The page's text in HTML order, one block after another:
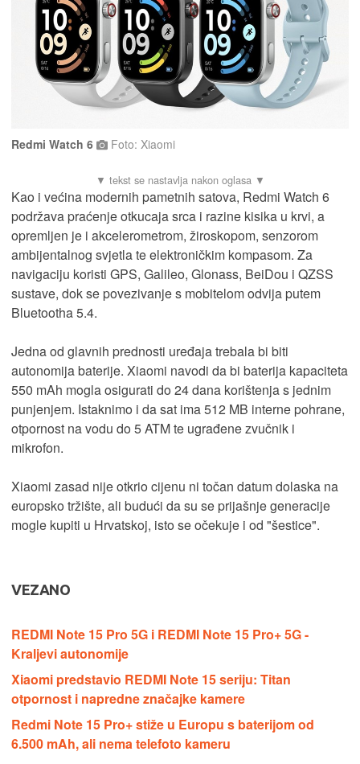
Redmi Watch 6 Foto: Xiaomi
Kao i većina modernih pametnih satova, Redmi Watch 6
podržava praćenje otkucaja srca i razine kisika u krvi, a
opremljen je i akcelerometrom, žiroskopom, senzorom
ambijentalnog svjetla te elektroničkim kompasom. Za
navigaciju koristi GPS, Galileo, Glonass, BeiDou i QZSS
sustave, dok se povezivanje s mobitelom odvija putem
Bluetootha 5.4.
Jedna od glavnih prednosti uređaja trebala bi biti
autonomija baterije. Xiaomi navodi da bi baterija kapaciteta
550 mAh mogla osigurati do 24 dana korištenja s jednim
punjenjem. Istaknimo i da sat ima 512 MB interne pohrane,
otpornost na vodu do 5 ATM te ugrađene zvučnik i
mikrofon.
Xiaomi zasad nije otkrio cijenu ni točan datum dolaska na
europsko tržište, ali budući da su se prijašnje generacije
mogle kupiti u Hrvatskoj, isto se očekuje i od "šestice".
VEZANO
REDMI Note 15 Pro 5G i REDMI Note 15 Pro+ 5G -
Kraljevi autonomije
Xiaomi predstavio REDMI Note 15 seriju: Titan
otpornost i napredne značajke kamere
Redmi Note 15 Pro+ stiže u Europu s baterijom od
6.500 mAh, ali nema telefoto kameru